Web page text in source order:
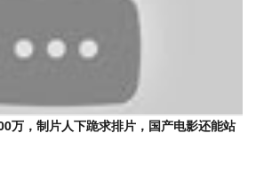
万，制片人下跪求排片，国产电影还能站